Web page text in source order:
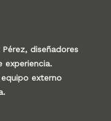
diseñadores
experiencia.
externo